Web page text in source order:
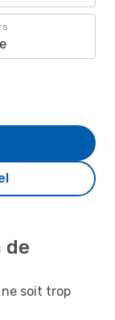
de
soit trop